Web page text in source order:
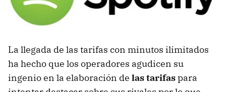
La llegada de las tarifas con minutos ilimitados
ha hecho que los operadores agudicen su
ingenio en la elaboración de las tarifaspara